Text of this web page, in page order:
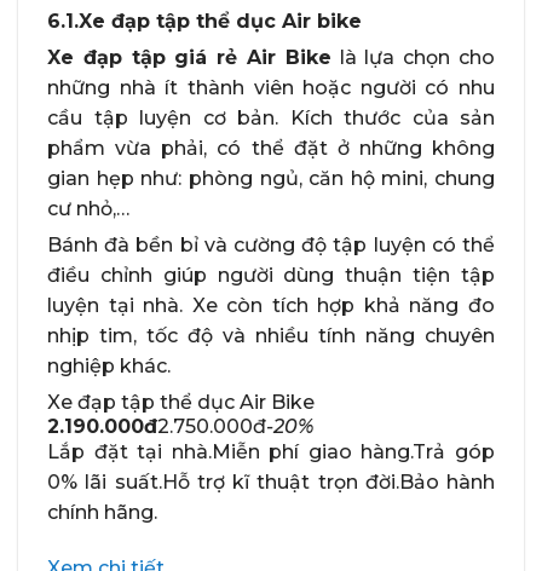
6.1.Xe đạp tập thể dục Air bike
Xe đạp tập giá rẻ Air Bike là lựa chọn cho
những nhà ít thành viên hoặc người có nhu
cầu tập luyện cơ bản. Kích thước của sản
phẩm vừa phải, có thể đặt ở những không
gian hẹp như: phòng ngủ, căn hộ mini, chung
cư nhỏ,…
Bánh đà bền bỉ và cường độ tập luyện có thể
điều chỉnh giúp người dùng thuận tiện tập
luyện tại nhà. Xe còn tích hợp khả năng đo
nhịp tim, tốc độ và nhiều tính năng chuyên
nghiệp khác.
Xe đạp tập thể dục Air Bike
2.190.000đ2.750.000đ-20%
Lắp đặt tại nhà.Miễn phí giao hàng.Trả góp
0% lãi suất.Hỗ trợ kĩ thuật trọn đời.Bảo hành
chính hãng.